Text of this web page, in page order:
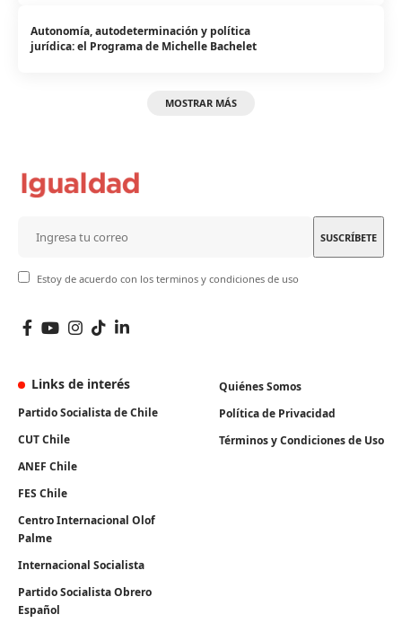
Autonomía, autodeterminación y política
jurídica: el Programa de Michelle Bachelet
MOSTRAR MÁS
Estoy de acuerdo con los terminos y condiciones de uso
Links de interés
Partido Socialista de Chile
CUT Chile
ANEF Chile
FES Chile
Centro Internacional Olof
Palme
Internacional Socialista
Partido Socialista Obrero
Español
Quiénes Somos
Política de Privacidad
Términos y Condiciones de Uso